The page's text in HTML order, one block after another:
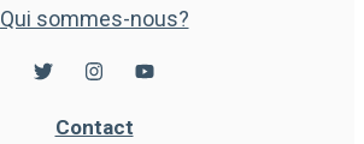
Qui sommes-nous?
Contact